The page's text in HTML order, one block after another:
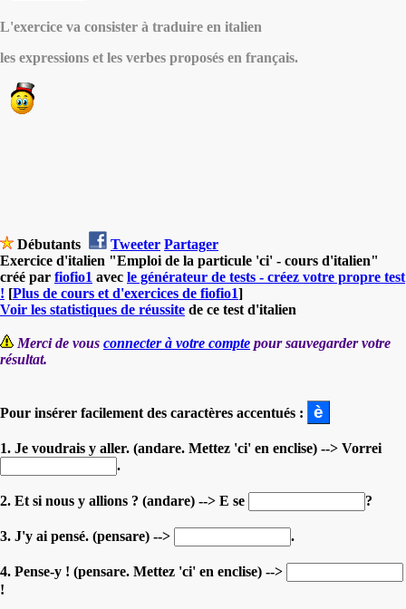
L'exercice va consister à traduire en italien
les expressions et les verbes proposés en français.
Débutants Tweeter Partager
Exercice d'italien "Emploi de la particule 'ci' - cours d'italien"
créé par fiofio1 avec le générateur de tests - créez votre propre test
! [Plus de cours et d'exercices de fiofio1]
Voir les statistiques de réussite de ce test d'italien
Merci de vous connecter à votre compte pour sauvegarder votre
résultat.
Pour insérer facilement des caractères accentués :
1. Je voudrais y aller. (andare. Mettez 'ci' en enclise) --> Vorrei
.
2. Et si nous y allions ? (andare) --> E se ?
3. J'y ai pensé. (pensare) --> .
4. Pense-y ! (pensare. Mettez 'ci' en enclise) -->
!